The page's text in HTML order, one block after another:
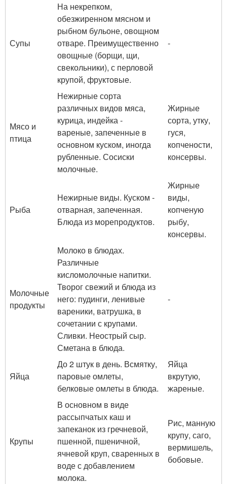
Супы
На некрепком,
обезжиренном мясном и
рыбном бульоне, овощном
отваре. Преимущественно
овощные (борщи, щи,
свекольники), с перловой
крупой, фруктовые.
-
Мясо и
птица
Нежирные сорта
различных видов мяса,
курица, индейка -
вареные, запеченные в
основном куском, иногда
рубленные. Сосиски
молочные.
Жирные
сорта, утку,
гуся,
копчености,
консервы.
Рыба
Нежирные виды. Куском -
отварная, запеченная.
Блюда из морепродуктов.
Жирные
виды,
копченую
рыбу,
консервы.
Молочные
продукты
Молоко в блюдах.
Различные
кисломолочные напитки.
Творог свежий и блюда из
него: пудинги, ленивые
вареники, ватрушка, в
сочетании с крупами.
Сливки. Неострый сыр.
Сметана в блюда.
-
Яйца
До 2 штук в день. Всмятку,
паровые омлеты,
белковые омлеты в блюда.
Яйца
вкрутую,
жареные.
Крупы
В основном в виде
рассыпчатых каш и
запеканок из гречневой,
пшенной, пшеничной,
ячневой круп, сваренных в
воде с добавлением
молока.
Рис, манную
крупу, саго,
вермишель,
бобовые.